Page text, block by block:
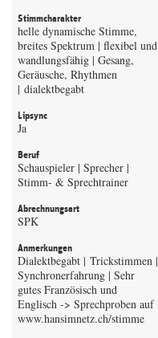
Stimmcharakter
helle dynamische Stimme,
breites Spektrum | flexibel und
wandlungsfähig | Gesang,
Geräusche, Rhythmen
| dialektbegabt
Lipsync
Ja
Beruf
Schauspieler | Sprecher |
Stimm- & Sprechtrainer
Abrechnungsart
SPK
Anmerkungen
Dialektbegabt | Trickstimmen |
Synchronerfahrung | Sehr
gutes Französisch und
Englisch -> Sprechproben auf